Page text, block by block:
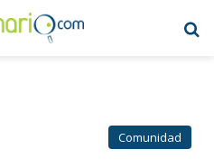
Comunidad